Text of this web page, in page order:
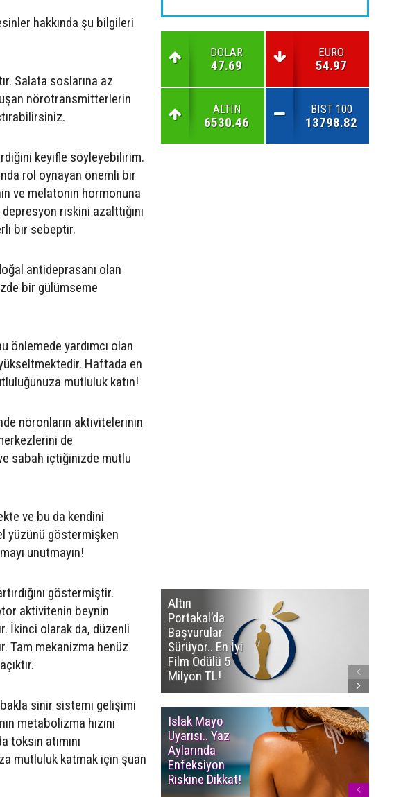
hakkında şu bilgileri
Salata soslarına az
nörotransmitterlerin
keyifle söyleyebilirim.
rol oynayan önemli bir
ve melatonin hormonuna
riskini azalttığını
bir sebeptir.
antideprasanı olan
bir gülümseme
önlemede yardımcı olan
Haftada en
mutluluk katın!
nöronların aktivitelerinin
de
sabah içtiğinizde mutlu
ve bu da kendini
yüzünü göstermişken
unutmayın!
göstermiştir.
aktivitenin beynin
İkinci olarak da, düzenli
Tam mekanizma henüz
sinir sistemi gelişimi
metabolizma hızını
toksin atımını
mutluluk katmak için şuan
DOLAR
47.69
EURO
54.97
ALTIN
6530.46
BIST 100
13798.82
Altın
Portakal’da
Başvurular
Sürüyor.. En İyi
Film Ödülü 5
Milyon TL!
Islak Mayo
Uyarısı.. Yaz
Aylarında
Enfeksiyon
Riskine Dikkat!